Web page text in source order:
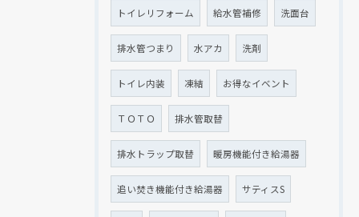
トイレリフォーム 給水管補修 洗面台
排水管つまり 水アカ 洗剤
トイレ内装 凍結 お得なイベント
ＴＯＴＯ 排水管取替
排水トラップ取替 暖房機能付き給湯器
追い焚き機能付き給湯器 サティスS